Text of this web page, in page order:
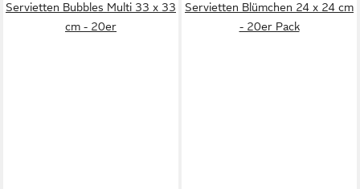
Servietten Bubbles Multi 33 x 33
cm - 20er
Servietten Blümchen 24 x 24 cm
- 20er Pack